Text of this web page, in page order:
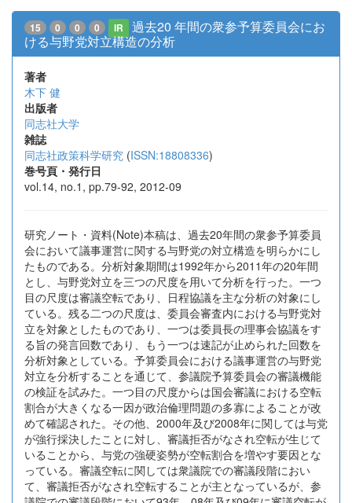
15 0 0 0 IR
過去20 年間の衆参予算委員会にお
ける与野党対立構造の分析
著者
木下 健
出版者
同志社大学
雑誌
同志社政策科学研究 (ISSN:18808336)
巻号頁・発行日
vol.14, no.1, pp.79-92, 2012-09
研究ノート・資料(Note)本稿は、過去20年間の衆参予算委員
会において議事運営に関する与野党の対立構造を明らかにし
たものである。分析対象期間は1992年から2011年の20年間
とし、与野党対立を三つの尺度を用いて分析を行った。一つ
目の尺度は審議空転であり、日程協議を主な分析の対象にし
ている。残る二つの尺度は、委員会審査内における与野党対
立を対象としたものであり、一つは委員長の理事会協議をす
る旨の発言回数であり、もう一つは速記が止められた回数を
分析対象としている。予算委員会における議事運営の与野党
対立を分析することを通じて、参議院予算委員会の審議機能
の検証を試みた。一つ目の尺度からは国会審議における空転
割合が大きくなる一因が政治倫理問題の多寡によることが改
めて確認された。その他、2000年及び2008年に関しては与党
が強行採決したことに対し、審議拒否がなされ空転が生じて
いることから、与党の強硬姿勢が空転割合を増やす要因とな
っている。審議空転に関しては衆議院での審議段階におい
て、審議拒否がなされ空転することが主となっているが、参